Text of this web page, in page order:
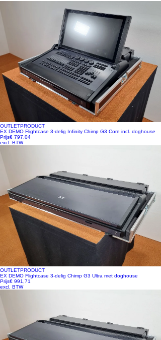
OUTLETPRODUCT
EX DEMO Flightcase 3-delig Infinity Chimp G3 Core incl. doghouse
Prijs€ 797,04
excl. BTW
OUTLETPRODUCT
EX DEMO Flightcase 3-delig Chimp G3 Ultra met doghouse
Prijs€ 991,71
excl. BTW